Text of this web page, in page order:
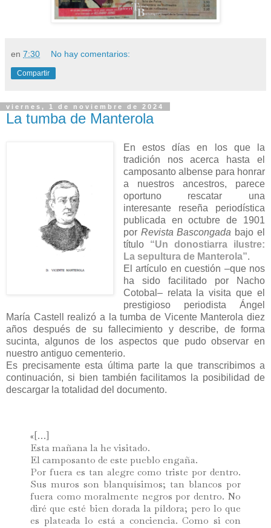
en 7:30 No hay comentarios:
Compartir
viernes, 1 de noviembre de 2024
La tumba de Manterola
En estos días en los que la
tradición nos acerca hasta el
camposanto albense para honrar
a nuestros ancestros, parece
oportuno rescatar una
interesante reseña periodística
publicada en octubre de 1901
por Revista Bascongada bajo el
título “Un donostiarra ilustre:
La sepultura de Manterola”.
El artículo en cuestión –que nos
ha sido facilitado por Nacho
Cotobal– relata la visita que el
prestigioso periodista Ángel
María Castell realizó a la tumba de Vicente Manterola diez
años después de su fallecimiento y describe, de forma
sucinta, algunos de los aspectos que pudo observar en
nuestro antiguo cementerio.
Es precisamente esta última parte la que transcribimos a
continuación, si bien también facilitamos la posibilidad de
descargar la totalidad del documento.
«[…]
Esta mañana la he visitado.
El camposanto de este pueblo engaña.
Por fuera es tan alegre como triste por dentro.
Sus muros son blanquísimos; tan blancos por
fuera como moralmente negros por dentro. No
diré que esté bien dorada la píldora; pero lo que
es plateada lo está a conciencia. Como si con